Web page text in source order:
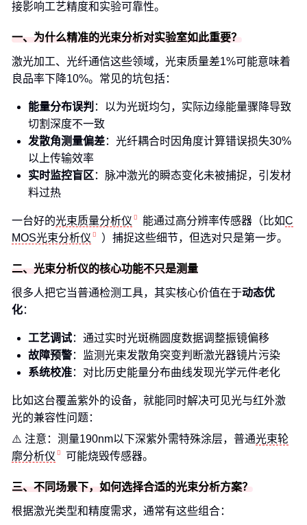
接影响工艺精度和实验可靠性。
一、为什么精准的光束分析对实验室如此重要？
激光加工、光纤通信这些领域，光束质量差1%可能意味着
良品率下降10%。常见的坑包括：
能量分布误判 ：以为光斑均匀，实际边缘能量骤降导致
切割深度不一致
发散角测量偏差：光纤耦合时因角度计算错误损失30%
以上传输效率
实时监控盲区 ：脉冲激光的瞬态变化未被捕捉，引发材
料过热
一台好的光束质量分析仪 能通过高分辨率传感器（比如C
MOS光束分析仪
）捕捉这些细节，但选对只是第一步。
二、光束分析仪的核心功能不只是测量
很多人把它当普通检测工具，其实核心价值在于动态优
化：
工艺调试：通过实时光斑椭圆度数据调整振镜偏移
故障预警：监测光束发散角突变判断激光器镜片污染
系统校准：对比历史能量分布曲线发现光学元件老化
比如这台覆盖紫外的设备，就能同时解决可见光与红外激
光的兼容性问题：
⚠️ 注意：测量190nm以下深紫外需特殊涂层，普通光束轮
廓分析仪
可能烧毁传感器。
三、不同场景下，如何选择合适的光束分析方案？
根据激光类型和精度需求，通常有这些组合：